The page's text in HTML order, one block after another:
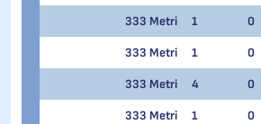
333 Metri 1 0
333 Metri 1 0
333 Metri 4 0
333 Metri 1 0